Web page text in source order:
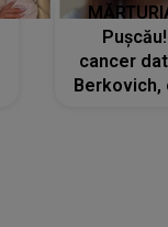
cancer
Berkovich,